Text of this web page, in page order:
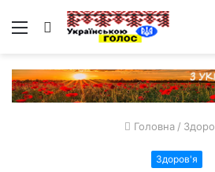
Меню Пошук
Головна /
Здоров'я